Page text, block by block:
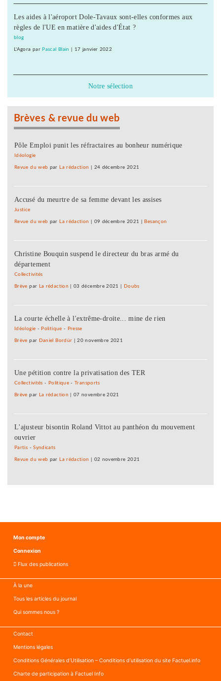
Les aides à l'aéroport Dole-Tavaux sont-elles conformes aux
règles de l'UE en matière d'aides d'État ?
blog
L'Agora par Pascal Blain 17 janvier 2022
Notre sélection
Brèves & revue du web
Pôle Emploi punit les réfractaires au bonheur numérique
Idéologie
Revue du web par La rédaction 24 décembre 2021
Accusé du meurtre de sa femme devant les assises
Justice
Revue du web par La rédaction 09 décembre 2021 Besançon
Christine Bouquin suspend le directeur du bras armé du
département
Collectivités
Brève par La rédaction |03 décembre 2021 Doubs
La courte échelle à l'extrême-droite... mine de rien
Idéologie - Politique - Presse
Brève par Daniel Bordür |20 novembre 2021
Une pétition contre la privatisation des TER
Collectivités - Politique -Transports
Brève par La rédaction |07 novembre 2021
L'ajusteur bisontin Roland Vittot au panthéon du mouvement
ouvrier
Partis -Syndicats
Revue du web par La rédaction 02 novembre 2021
Mon compte
Connexion
Flux des publications
À la une
Tous les articles du journal
Qui sommes nous ?
Contact
Mentions légales
Conditions Générales d’Utilisation – Conditions d’utilisation du site Factuel.info
Charte de participation à Factuel Info